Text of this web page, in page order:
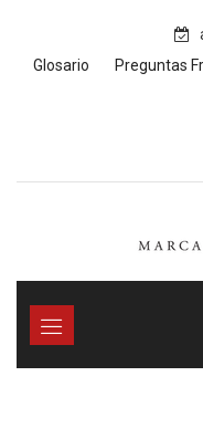
Glosario
Preguntas